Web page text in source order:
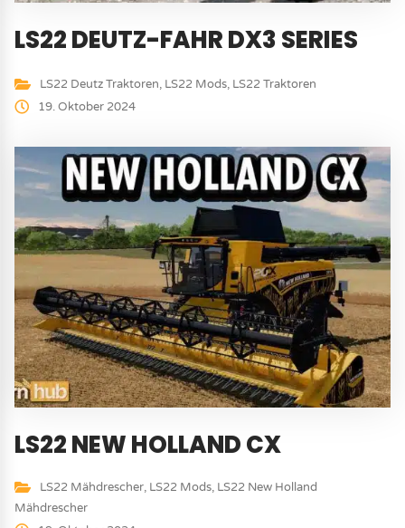
LS22 DEUTZ-FAHR DX3 SERIES
LS22 Deutz Traktoren, LS22 Mods, LS22 Traktoren
19. Oktober 2024
LS22 NEW HOLLAND CX
LS22 Mähdrescher, LS22 Mods, LS22 New Holland
Mähdrescher